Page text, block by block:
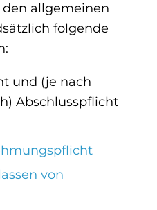
allgemeinen
folgende
und (je nach
Abschlusspflicht
von